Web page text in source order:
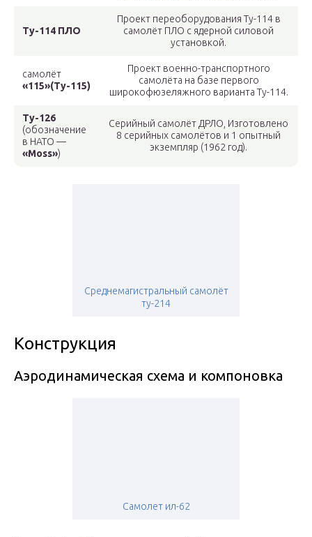
Ту-114 ПЛО
Проект переоборудования Ту-114 в
самолёт ПЛО с ядерной силовой
установкой.
самолёт
«115»(Ту-115)
Проект военно-транспортного
самолёта на базе первого
широкофюзеляжного варианта Ту-114.
Ту-126
(обозначение
в НАТО —
«Moss»)
Серийный самолёт ДРЛО, Изготовлено
8 серийных самолётов и 1 опытный
экземпляр (1962 год).
Среднемагистральный самолёт
ту-214
Конструкция
Аэродинамическая схема и компоновка
Самолет ил-62